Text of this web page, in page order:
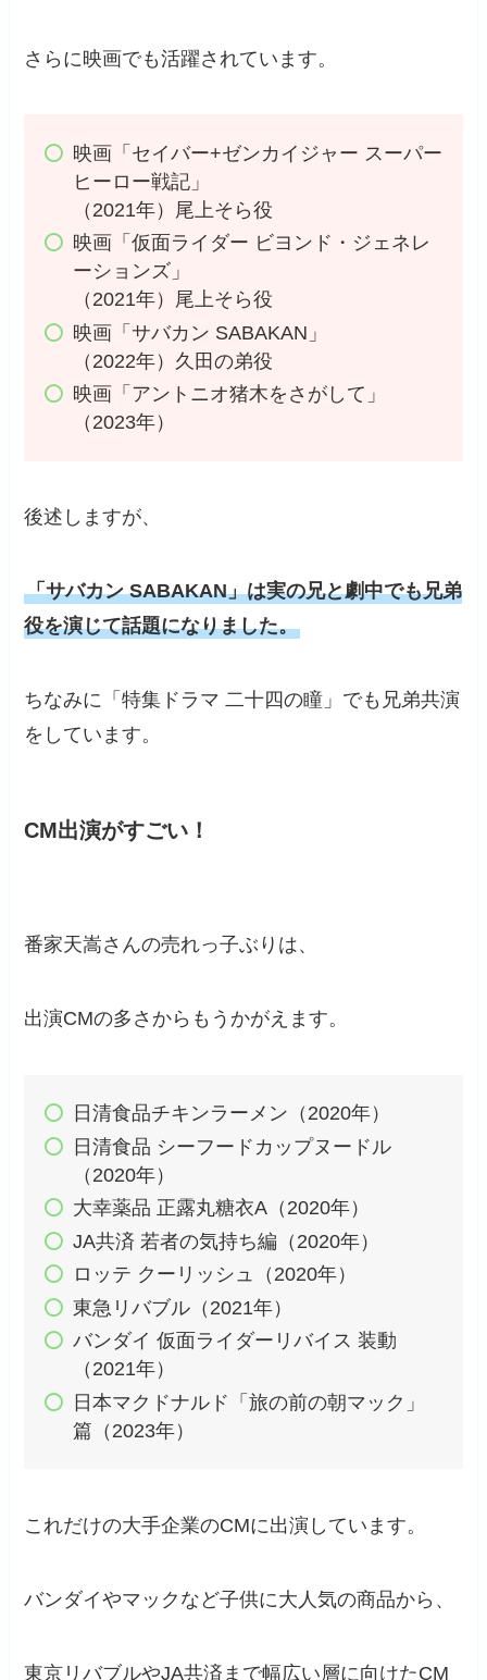
さらに映画でも活躍されています。
映画「セイバー+ゼンカイジャー スーパー
ヒーロー戦記」
（2021年）尾上そら役
映画「仮面ライダー ビヨンド・ジェネレ
ーションズ」
（2021年）尾上そら役
映画「サバカン SABAKAN」
（2022年）久田の弟役
映画「アントニオ猪木をさがして」
（2023年）
後述しますが、
「サバカン SABAKAN」は実の兄と劇中でも兄弟
役を演じて話題になりました。
ちなみに「特集ドラマ 二十四の瞳」でも兄弟共演
をしています。
CM出演がすごい！
番家天嵩さんの売れっ子ぶりは、
出演CMの多さからもうかがえます。
日清食品チキンラーメン（2020年）
日清食品 シーフードカップヌードル
（2020年）
大幸薬品 正露丸糖衣A（2020年）
JA共済 若者の気持ち編（2020年）
ロッテ クーリッシュ（2020年）
東急リバブル（2021年）
バンダイ 仮面ライダーリバイス 装動
（2021年）
日本マクドナルド「旅の前の朝マック」
篇（2023年）
これだけの大手企業のCMに出演しています。
バンダイやマックなど子供に大人気の商品から、
東京リバブルやJA共済まで幅広い層に向けたCM